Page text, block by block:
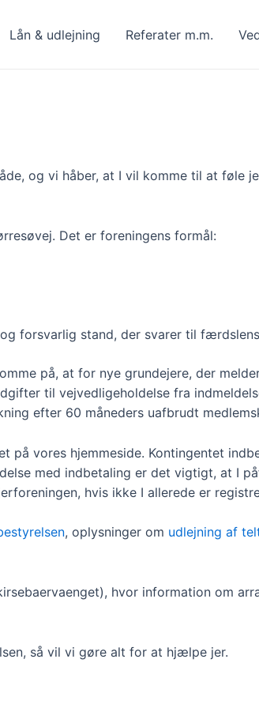
Lån & udlejning Referater m.m.
og vi håber, at I vil komme til at føle
Det er foreningens formål:
forsvarlig stand, der svarer til
på, at for nye grundejere, der
til vejvedligeholdelse fra
efter 60 måneders uafbrudt
vores hjemmeside. Kontingentet
med indbetaling er det vigtigt, at I
hvis ikke I allerede er
, oplysninger om udlejning af
hvor information om
så vil vi gøre alt for at hjælpe jer.